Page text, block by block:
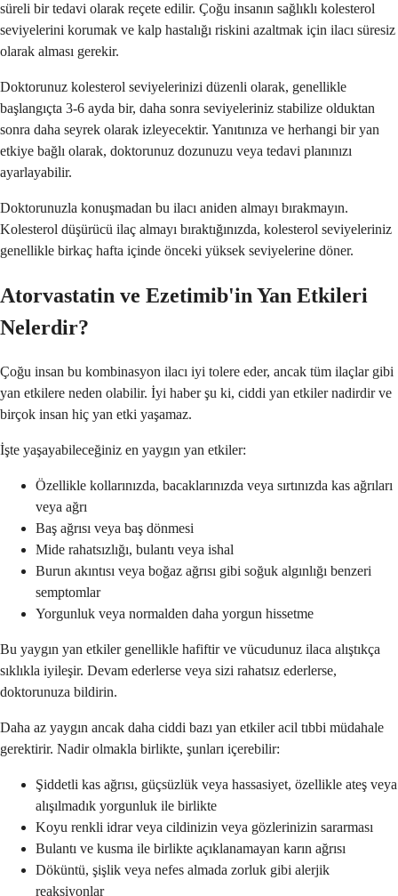
süreli bir tedavi olarak reçete edilir. Çoğu insanın sağlıklı kolesterol
seviyelerini korumak ve kalp hastalığı riskini azaltmak için ilacı süresiz
olarak alması gerekir.
Doktorunuz kolesterol seviyelerinizi düzenli olarak, genellikle
başlangıçta 3-6 ayda bir, daha sonra seviyeleriniz stabilize olduktan
sonra daha seyrek olarak izleyecektir. Yanıtınıza ve herhangi bir yan
etkiye bağlı olarak, doktorunuz dozunuzu veya tedavi planınızı
ayarlayabilir.
Doktorunuzla konuşmadan bu ilacı aniden almayı bırakmayın.
Kolesterol düşürücü ilaç almayı bıraktığınızda, kolesterol seviyeleriniz
genellikle birkaç hafta içinde önceki yüksek seviyelerine döner.
Atorvastatin ve Ezetimib'in Yan Etkileri
Nelerdir?
Çoğu insan bu kombinasyon ilacı iyi tolere eder, ancak tüm ilaçlar gibi
yan etkilere neden olabilir. İyi haber şu ki, ciddi yan etkiler nadirdir ve
birçok insan hiç yan etki yaşamaz.
İşte yaşayabileceğiniz en yaygın yan etkiler:
Özellikle kollarınızda, bacaklarınızda veya sırtınızda kas ağrıları
veya ağrı
Baş ağrısı veya baş dönmesi
Mide rahatsızlığı, bulantı veya ishal
Burun akıntısı veya boğaz ağrısı gibi soğuk algınlığı benzeri
semptomlar
Yorgunluk veya normalden daha yorgun hissetme
Bu yaygın yan etkiler genellikle hafiftir ve vücudunuz ilaca alıştıkça
sıklıkla iyileşir. Devam ederlerse veya sizi rahatsız ederlerse,
doktorunuza bildirin.
Daha az yaygın ancak daha ciddi bazı yan etkiler acil tıbbi müdahale
gerektirir. Nadir olmakla birlikte, şunları içerebilir:
Şiddetli kas ağrısı, güçsüzlük veya hassasiyet, özellikle ateş veya
alışılmadık yorgunluk ile birlikte
Koyu renkli idrar veya cildinizin veya gözlerinizin sararması
Bulantı ve kusma ile birlikte açıklanamayan karın ağrısı
Döküntü, şişlik veya nefes almada zorluk gibi alerjik
reaksiyonlar